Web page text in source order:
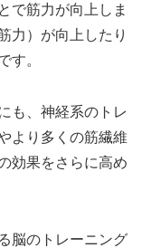
で筋力が向上しま
力）が向上したり
す。
も、神経系のトレ
より多くの筋繊維
効果をさらに高め
脳のトレーニング